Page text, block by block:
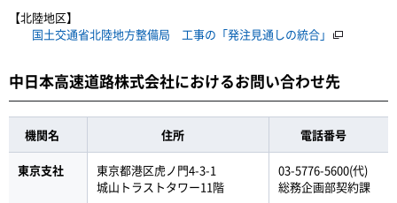
【北陸地区】
国土交通省北陸地方整備局 工事の「発注見通しの統合」
中日本高速道路株式会社におけるお問い合わせ先
機関名 住所 電話番号
東京支社
東京都港区虎ノ門4-3-1
城山トラストタワー11階
03-5776-5600(代)
総務企画部契約課